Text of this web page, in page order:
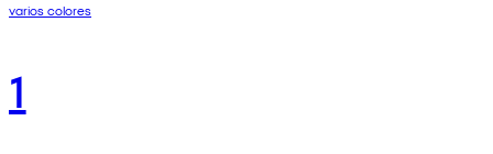
varios colores
1